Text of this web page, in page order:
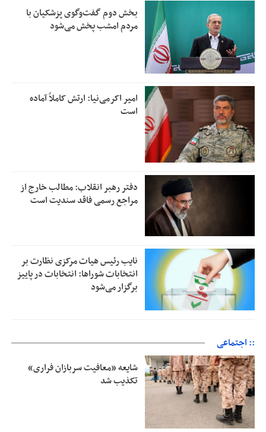
بخش دوم گفت‌وگوی پزشکیان با
مردم امشب پخش می‌شود
امیر اکرمی‌نیا: ارتش کاملاً آماده
است
دفتر رهبر انقلاب: مطالب خارج از
مراجع رسمی فاقد سندیت است
نایب رئیس هیات مرکزی نظارت بر
انتخابات شوراها: انتخابات در پاییز
برگزار می‌شود
:: اجتماعی
شایعه «معافیت سربازان فراری»
تکذیب شد